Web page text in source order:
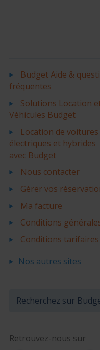
Budget Aide &
fréquentes
Solutions Location
Véhicules Budget
Location de voitures
électriques et hybrides
avec Budget
Nous contacter
Gérer vos
Ma facture
Conditions
Conditions tarifaires
Nos autres sites
Retrouvez-nous sur